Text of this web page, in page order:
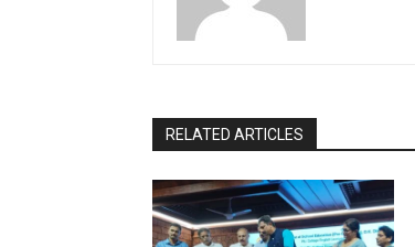
RELATED ARTICLES